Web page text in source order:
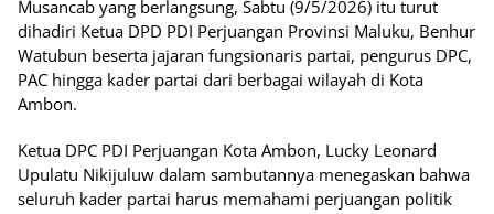
Musancab yang berlangsung, Sabtu (9/5/2026) itu turut
dihadiri Ketua DPD PDI Perjuangan Provinsi Maluku, Benhur
Watubun beserta jajaran fungsionaris partai, pengurus DPC,
PAC hingga kader partai dari berbagai wilayah di Kota
Ambon.
Ketua DPC PDI Perjuangan Kota Ambon, Lucky Leonard
Upulatu Nikijuluw dalam sambutannya menegaskan bahwa
seluruh kader partai harus memahami perjuangan politik